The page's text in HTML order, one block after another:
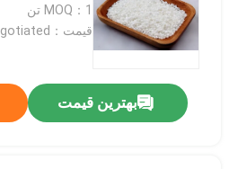
MOQ：1 تن
قیمت：To Be Negotiated
بهترین قیمت